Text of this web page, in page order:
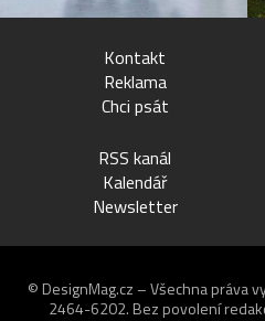
Kontakt
Reklama
Chci psát
RSS kanál
Kalendář
Newsletter
© DesignMag.cz – Všechna práva
2464-6202. Bez povolení